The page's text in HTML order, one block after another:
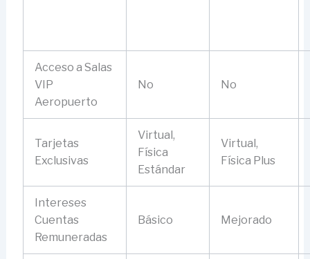
Acceso a Salas
VIP
Aeropuerto
No No
Tarjetas
Exclusivas
Virtual,
Física
Estándar
Virtual,
Física Plus
Intereses
Cuentas
Remuneradas
Básico Mejorado